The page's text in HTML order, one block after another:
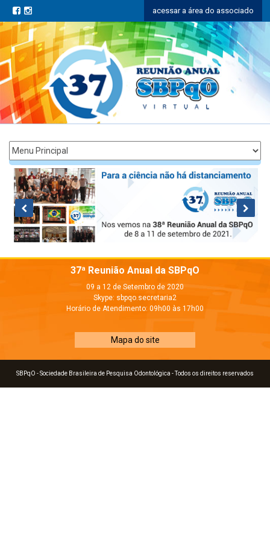
acessar a área do associado
37ª Reunião Anual da SBPqO
09 a 12 de Setembro de 2020
Skype: sbpqo.secretaria2
Horário de Atendimento: 09h00 às 17h00
Mapa do site
SBPqO - Sociedade Brasileira de Pesquisa Odontológica - Todos os direitos reservados